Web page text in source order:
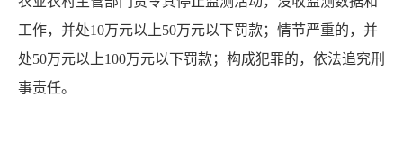
工作，并处10万元以上50万元以下罚款；情节严重的，并
处50万元以上100万元以下罚款；构成犯罪的，依法追究刑
事责任。